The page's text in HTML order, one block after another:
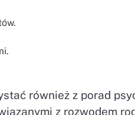
również z porad
z rozwodem